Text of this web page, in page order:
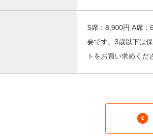
S席：8,900円 A席
要です。3歳以下は
トをお買い求めくだ